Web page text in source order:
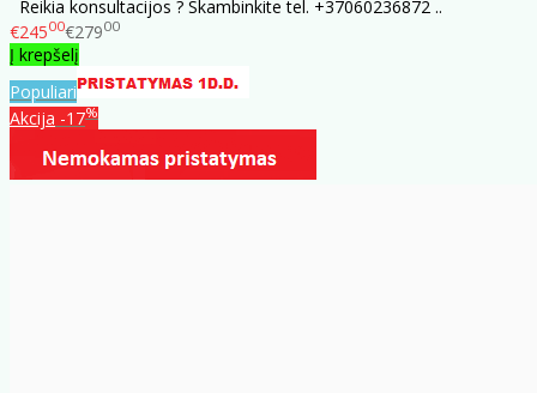
Reikia konsultacijos ? Skambinkite tel. +37060236872 ..
€24500€27900
Į krepšelį
Populiari
Akcija -17%